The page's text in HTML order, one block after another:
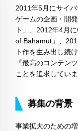
2011年5月にサイバ
ゲームの企画・開
ト」、2012年4月
of Bahamut」、
ト作を生み出し続
『最高のコンテン
ことを追求していま
募集の背景
事業拡大のための増